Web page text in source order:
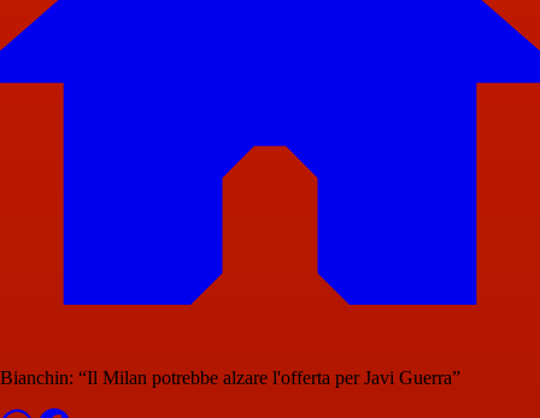
Bianchin: “Il Milan potrebbe alzare l'offerta per Javi Guerra”